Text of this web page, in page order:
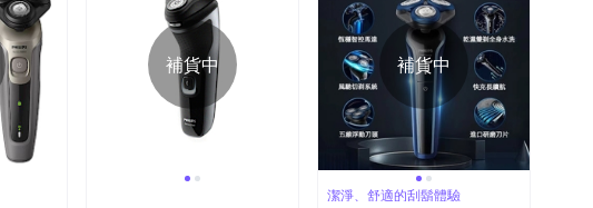
補貨中 補貨中
潔淨、舒適的刮鬍體驗